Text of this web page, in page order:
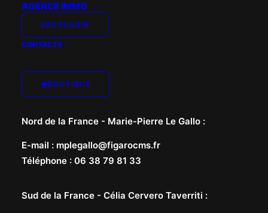
AGENCE IMMO
DÉCOUVRIR
CONTACTS
BOUTIQUE
Nord de la France - Marie-Pierre Le Gallo :
E-mail : mplegallo@figarocms.fr
Téléphone : 06 38 79 81 33
Sud de la France - Célia Cervero Taverriti :